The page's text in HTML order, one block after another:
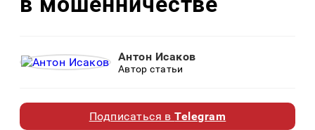
Антон Исаков
Автор статьи
Подписаться вTelegram